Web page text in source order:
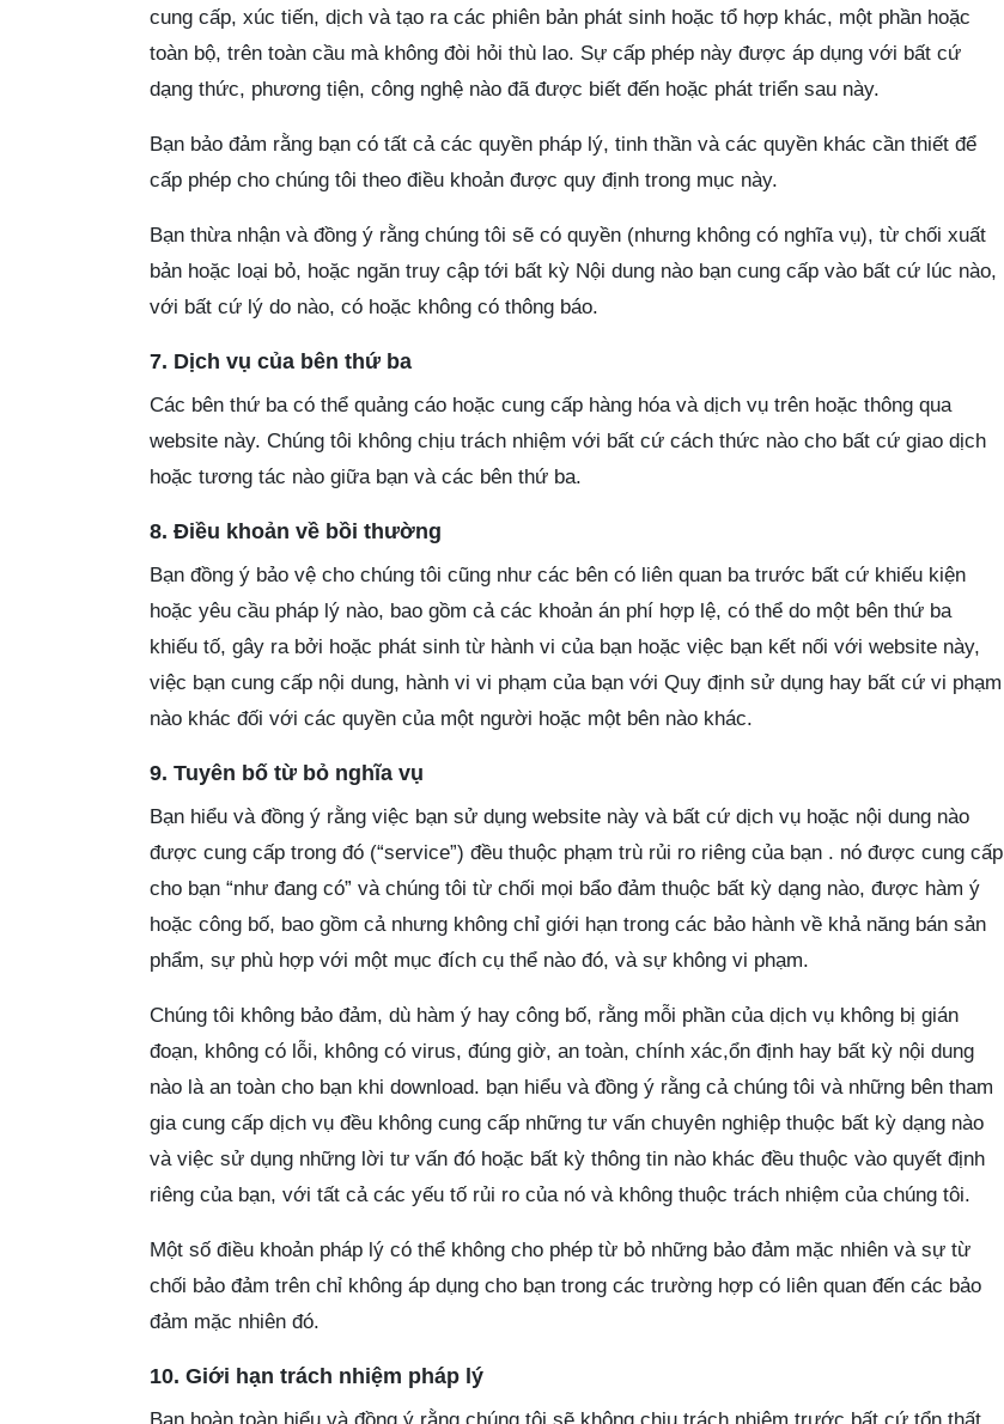
cung cấp, xúc tiến, dịch và tạo ra các phiên bản phát sinh hoặc tổ hợp khác, một phần hoặc
toàn bộ, trên toàn cầu mà không đòi hỏi thù lao. Sự cấp phép này được áp dụng với bất cứ
dạng thức, phương tiện, công nghệ nào đã được biết đến hoặc phát triển sau này.
Bạn bảo đảm rằng bạn có tất cả các quyền pháp lý, tinh thần và các quyền khác cần thiết để
cấp phép cho chúng tôi theo điều khoản được quy định trong mục này.
Bạn thừa nhận và đồng ý rằng chúng tôi sẽ có quyền (nhưng không có nghĩa vụ), từ chối xuất
bản hoặc loại bỏ, hoặc ngăn truy cập tới bất kỳ Nội dung nào bạn cung cấp vào bất cứ lúc nào,
với bất cứ lý do nào, có hoặc không có thông báo.
7. Dịch vụ của bên thứ ba
Các bên thứ ba có thể quảng cáo hoặc cung cấp hàng hóa và dịch vụ trên hoặc thông qua
website này. Chúng tôi không chịu trách nhiệm với bất cứ cách thức nào cho bất cứ giao dịch
hoặc tương tác nào giữa bạn và các bên thứ ba.
8. Điều khoản về bồi thường
Bạn đồng ý bảo vệ cho chúng tôi cũng như các bên có liên quan ba trước bất cứ khiếu kiện
hoặc yêu cầu pháp lý nào, bao gồm cả các khoản án phí hợp lệ, có thể do một bên thứ ba
khiếu tố, gây ra bởi hoặc phát sinh từ hành vi của bạn hoặc việc bạn kết nối với website này,
việc bạn cung cấp nội dung, hành vi vi phạm của bạn với Quy định sử dụng hay bất cứ vi phạm
nào khác đối với các quyền của một người hoặc một bên nào khác.
9. Tuyên bố từ bỏ nghĩa vụ
Bạn hiểu và đồng ý rằng việc bạn sử dụng website này và bất cứ dịch vụ hoặc nội dung nào
được cung cấp trong đó (“service”) đều thuộc phạm trù rủi ro riêng của bạn . nó được cung cấp
cho bạn “như đang có” và chúng tôi từ chối mọi bẩo đảm thuộc bất kỳ dạng nào, được hàm ý
hoặc công bố, bao gồm cả nhưng không chỉ giới hạn trong các bảo hành về khả năng bán sản
phẩm, sự phù hợp với một mục đích cụ thể nào đó, và sự không vi phạm.
Chúng tôi không bảo đảm, dù hàm ý hay công bố, rằng mỗi phần của dịch vụ không bị gián
đoạn, không có lỗi, không có virus, đúng giờ, an toàn, chính xác,ổn định hay bất kỳ nội dung
nào là an toàn cho bạn khi download. bạn hiểu và đồng ý rằng cả chúng tôi và những bên tham
gia cung cấp dịch vụ đều không cung cấp những tư vấn chuyên nghiệp thuộc bất kỳ dạng nào
và việc sử dụng những lời tư vấn đó hoặc bất kỳ thông tin nào khác đều thuộc vào quyết định
riêng của bạn, với tất cả các yếu tố rủi ro của nó và không thuộc trách nhiệm của chúng tôi.
Một số điều khoản pháp lý có thể không cho phép từ bỏ những bảo đảm mặc nhiên và sự từ
chối bảo đảm trên chỉ không áp dụng cho bạn trong các trường hợp có liên quan đến các bảo
đảm mặc nhiên đó.
10. Giới hạn trách nhiệm pháp lý
Bạn hoàn toàn hiểu và đồng ý rằng chúng tôi sẽ không chịu trách nhiệm trước bất cứ tổn thất